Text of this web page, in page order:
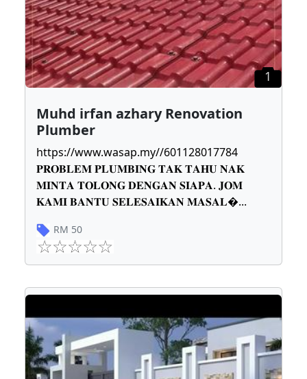
1
Muhd irfan azhary Renovation
Plumber
https://www.wasap.my//601128017784
𝐏𝐑𝐎𝐁𝐋𝐄𝐌 𝐏𝐋𝐔𝐌𝐁𝐈𝐍𝐆 𝐓𝐀𝐊 𝐓𝐀𝐇𝐔 𝐍𝐀𝐊
𝐌𝐈𝐍𝐓𝐀 𝐓𝐎𝐋𝐎𝐍𝐆 𝐃𝐄𝐍𝐆𝐀𝐍 𝐒𝐈𝐀𝐏𝐀. 𝐉𝐎𝐌
𝐊𝐀𝐌𝐈 𝐁𝐀𝐍𝐓𝐔 𝐒𝐄𝐋𝐄𝐒𝐀𝐈𝐊𝐀𝐍 𝐌𝐀𝐒𝐀𝐋...
RM 50